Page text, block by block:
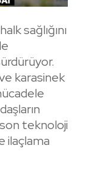
sağlığını
karasinek
teknoloji
ilaçlama